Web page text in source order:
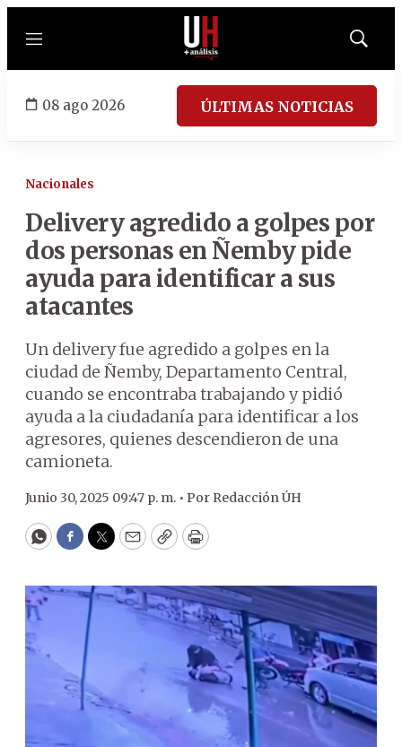
Menú
Mostrar
08 ago 2026 ÚLTIMAS NOTICIAS
Nacionales
Delivery agredido a golpes por
dos personas en Ñemby pide
ayuda para identificar a sus
atacantes
Un delivery fue agredido a golpes en la
ciudad de Ñemby, Departamento Central,
cuando se encontraba trabajando y pidió
ayuda a la ciudadanía para identificar a los
agresores, quienes descendieron de una
camioneta.
Junio 30, 2025 09:47 p. m. • Por Redacción ÚH
WhatsApp
Facebook
Twitter
EmailCopyPrint